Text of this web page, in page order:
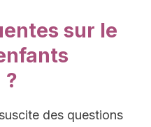
sur le
?
des questions